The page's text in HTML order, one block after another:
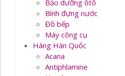
Bảo dưỡng ôtô
Bình đựng nước
Đồ bếp
Máy công cụ
Hàng Hàn Quốc
Acana
Antiphlamine